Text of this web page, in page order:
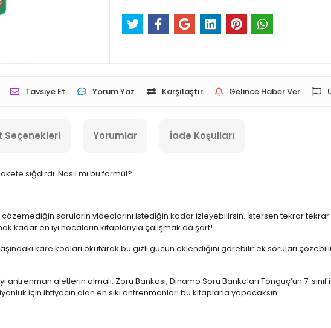
Tavsiye Et Yorum Yaz Karşılaştır Gelince Haber Ver
Seçenekleri Yorumlar İade Koşulları
sığdırdı. Nasıl mı bu formül?
çözemediğin soruların videolarını istediğin kadar izleyebilirsin. İstersen tekrar
kadar en iyi hocaların kitaplarıyla çalışmak da şart!
kare kodları okutarak bu gizli gücün eklendiğini görebilir ek soruları
antrenman aletlerin olmalı. Zoru Bankası, Dinamo Soru Bankaları Tonguç’un 7. sınıf
için ihtiyacın olan en sıkı antrenmanları bu kitaplarla yapacaksın.